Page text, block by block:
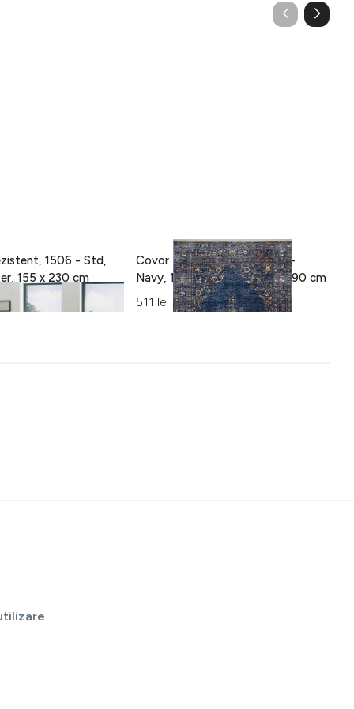
1506 - Std,
100% poliester, 155 x 230 cm
Covor Eko rezistent, ALT 01 -
Navy, 100% poliester, 130 x 190 cm
511 lei